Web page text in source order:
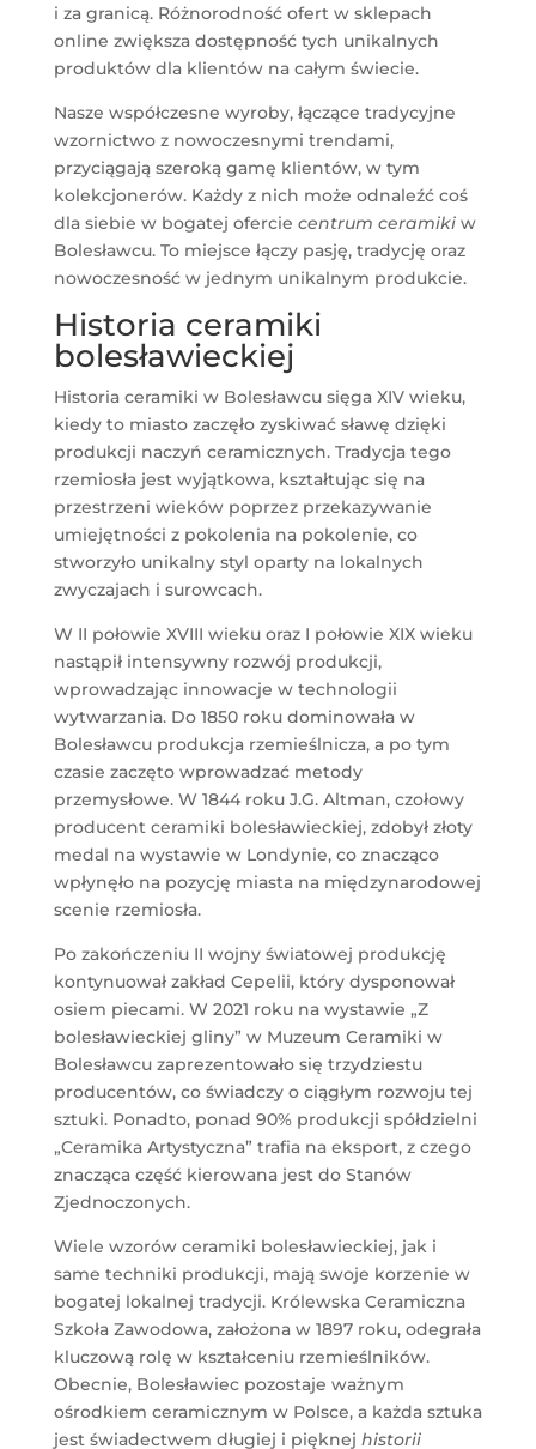
i za granicą. Różnorodność ofert w sklepach
online zwiększa dostępność tych unikalnych
produktów dla klientów na całym świecie.
Nasze współczesne wyroby, łączące tradycyjne
wzornictwo z nowoczesnymi trendami,
przyciągają szeroką gamę klientów, w tym
kolekcjonerów. Każdy z nich może odnaleźć coś
dla siebie w bogatej ofercie centrum ceramikiw
Bolesławcu. To miejsce łączy pasję, tradycję oraz
nowoczesność w jednym unikalnym produkcie.
Historia ceramiki
bolesławieckiej
Historia ceramiki w Bolesławcu sięga XIV wieku,
kiedy to miasto zaczęło zyskiwać sławę dzięki
produkcji naczyń ceramicznych. Tradycja tego
rzemiosła jest wyjątkowa, kształtując się na
przestrzeni wieków poprzez przekazywanie
umiejętności z pokolenia na pokolenie, co
stworzyło unikalny styl oparty na lokalnych
zwyczajach i surowcach.
W II połowie XVIII wieku oraz I połowie XIX wieku
nastąpił intensywny rozwój produkcji,
wprowadzając innowacje w technologii
wytwarzania. Do 1850 roku dominowała w
Bolesławcu produkcja rzemieślnicza, a po tym
czasie zaczęto wprowadzać metody
przemysłowe. W 1844 roku J.G. Altman, czołowy
producent ceramiki bolesławieckiej, zdobył złoty
medal na wystawie w Londynie, co znacząco
wpłynęło na pozycję miasta na międzynarodowej
scenie rzemiosła.
Po zakończeniu II wojny światowej produkcję
kontynuował zakład Cepelii, który dysponował
osiem piecami. W 2021 roku na wystawie „Z
bolesławieckiej gliny” w Muzeum Ceramiki w
Bolesławcu zaprezentowało się trzydziestu
producentów, co świadczy o ciągłym rozwoju tej
sztuki. Ponadto, ponad 90% produkcji spółdzielni
„Ceramika Artystyczna” trafia na eksport, z czego
znacząca część kierowana jest do Stanów
Zjednoczonych.
Wiele wzorów ceramiki bolesławieckiej, jak i
same techniki produkcji, mają swoje korzenie w
bogatej lokalnej tradycji. Królewska Ceramiczna
Szkoła Zawodowa, założona w 1897 roku, odegrała
kluczową rolę w kształceniu rzemieślników.
Obecnie, Bolesławiec pozostaje ważnym
ośrodkiem ceramicznym w Polsce, a każda sztuka
jest świadectwem długiej i pięknej historii